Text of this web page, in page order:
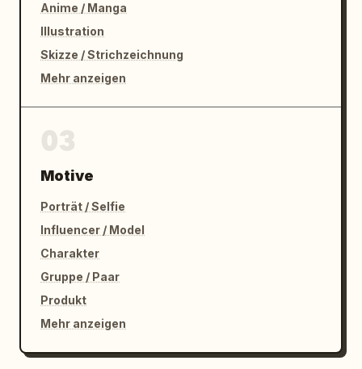
Anime / Manga
Illustration
Skizze / Strichzeichnung
Mehr anzeigen
Motive
Porträt / Selfie
Influencer / Model
Charakter
Gruppe / Paar
Produkt
Mehr anzeigen